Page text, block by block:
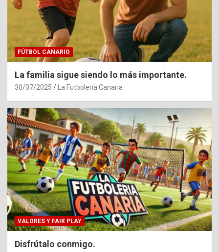
FÚTBOL CANARIO
La familia sigue siendo lo más importante.
30/07/2025 La Futbolería Canaria
VALORES Y FAIR PLAY
Disfrútalo conmigo.